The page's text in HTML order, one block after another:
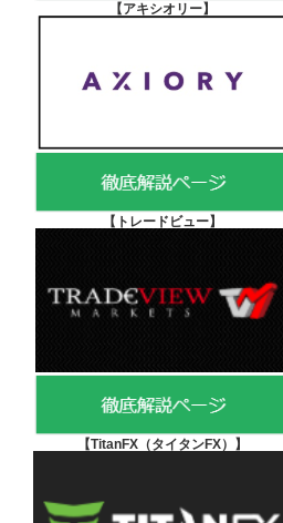
【アキシオリー】
【 トレードビュー】
【TitanFX（タイタンFX） 】